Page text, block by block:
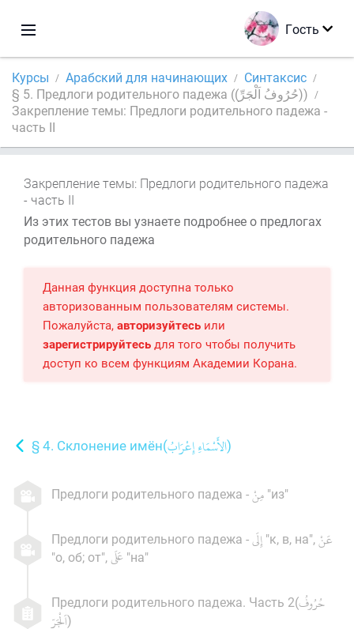
Гость
Курсы Арабский для начинающих
Синтаксис
§ 5. Предлоги родительного падежа ((حُرُوفُ اَلْجَرِّ))
Закрепление темы: Предлоги родительного падежа -
часть II
§ 4. Склонение имён( )
Предлоги родительного падежа - "из"
Предлоги родительного падежа - "к, в, на",
"о, об; от", "на"
Предлоги родительного падежа. Часть 2(
)
Закрепление темы: Предлоги родительного падежа
- часть II
Из этих тестов вы узнаете подробнее о предлогах
родительного падежа
Данная функция доступна только
авторизованным пользователям системы.
Пожалуйста, авторизуйтесь или
зарегистрируйтесь для того чтобы получить
доступ ко всем функциям Академии Корана.